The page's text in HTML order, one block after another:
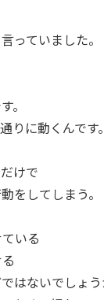
っていました。
。
りに動くんです。
けで
をしてしまう。
いる
はないでしょう